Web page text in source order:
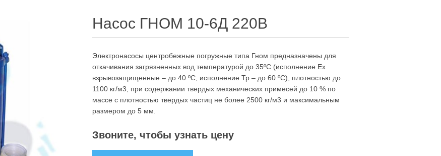
Насос ГНОМ 10-6Д 220В
Электронасосы центробежные погружные типа Гном предназначены для
откачивания загрязненных вод температурой до 35ºС (исполнение Ex
взрывозащищенные – до 40 ºС, исполнение Тр – до 60 ºС), плотностью до
1100 кг/м3, при содержании твердых механических примесей до 10 % по
массе с плотностью твердых частиц не более 2500 кг/м3 и максимальным
размером до 5 мм.
Звоните, чтобы узнать цену